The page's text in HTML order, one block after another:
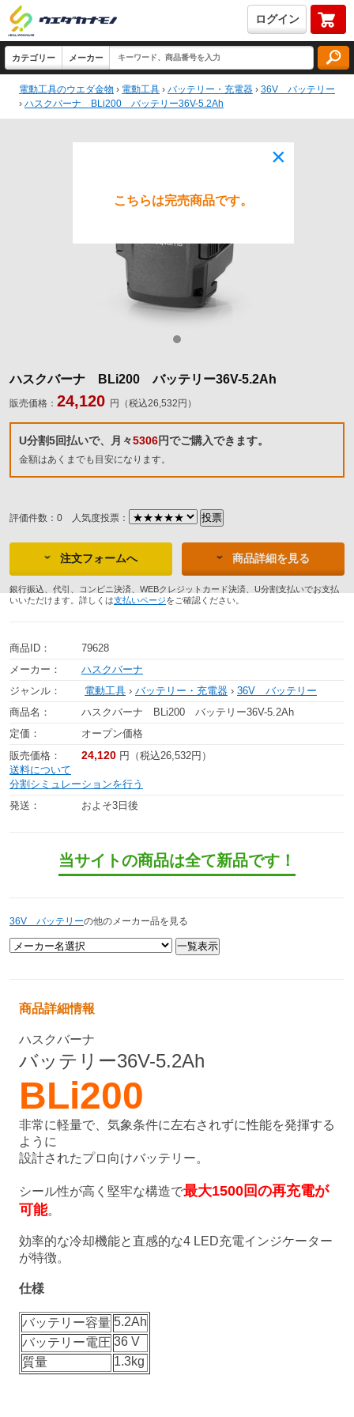
ログイン
電動工具のウエダ金物 › 電動工具 › バッテリー・充電器 › 36V バッテリー
› ハスクバーナ BLi200 バッテリー36V-5.2Ah
ハスクバーナ BLi200 バッテリー36V-5.2Ah
販売価格： 24,120 円（税込26,532円）
U分割5回払いで、月々5306円でご購入できます。
金額はあくまでも目安になります。
評価件数：0 人気度投票：
注文フォームへ 商品詳細を見る
銀行振込、代引、コンビニ決済、WEBクレジットカード決済、U分割支払いでお支払
いいただけます。詳しくは支払いページをご確認ください。
商品ID：
79628
メーカー：
ハスクバーナ
ジャンル：
電動工具 › バッテリー・充電器 › 36V バッテリー
商品名：
ハスクバーナ BLi200 バッテリー36V-5.2Ah
定価：
オープン価格
販売価格：
24,120 円（税込26,532円）
送料について
分割シミュレーションを行う
発送：
およそ3日後
当サイトの商品は全て新品です！
36V バッテリーの他のメーカー品を見る
×
こちらは完売商品です。
商品詳細情報
ハスクバーナ
バッテリー36V-5.2Ah
BLi200
非常に軽量で、気象条件に左右されずに性能を発揮する
ように
設計されたプロ向けバッテリー。
シール性が高く堅牢な構造で最大1500回の再充電が
可能。
効率的な冷却機能と直感的な4 LED充電インジケーター
が特徴。
仕様
バッテリー容量 5.2Ah
バッテリー電圧 36 V
質量
1.3kg